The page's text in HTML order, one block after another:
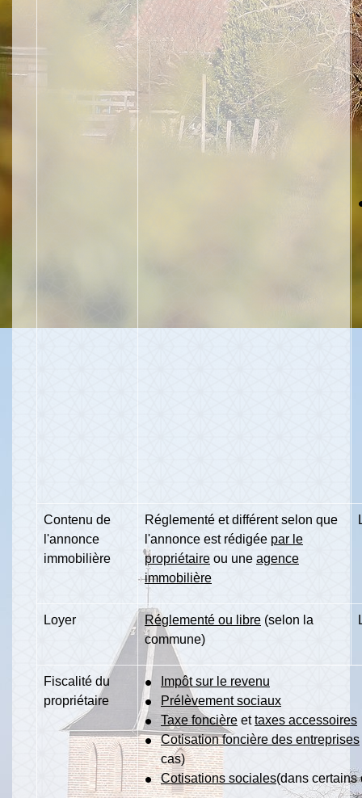
Contenu de
l'annonce
immobilière
Réglementé et différent selon que
l'annonce est rédigée par le
propriétaire ou une agence
immobilière
Loyer Réglementé ou libre (selon la
commune)
Fiscalité du
propriétaire
Impôt sur le revenu
Prélèvement sociaux
Taxe foncière ettaxes accessoires
Cotisation foncière des entreprises
cas)
Cotisations sociales(dans certains